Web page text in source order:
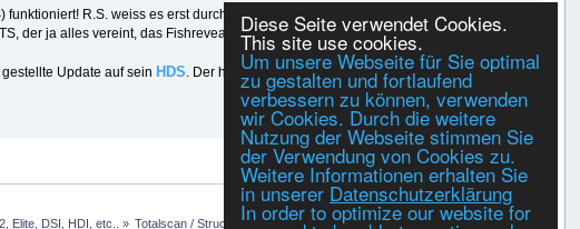
Diese Seite verwendet Cookies.
This site use cookies.
Um unsere Webseite für Sie optimal
zu gestalten und fortlaufend
verbessern zu können, verwenden
wir Cookies. Durch die weitere
Nutzung der Webseite stimmen Sie
der Verwendung von Cookies zu.
Weitere Informationen erhalten Sie
in unserer Datenschutzerklärung
In order to optimize our website for
R.S. weiss es erst durch meinen gestrigen Test sicher, daß der TS auch
der ja alles vereint, das Fishreveal nicht könnte.
Update auf sein HDS. Der hat nun beimDownscaneinen Farbfernseher.
Gespeichert
DRUCKEN
Elite, DSI, HDI, etc..
» Totalscan / Structurescan / Fish Reveal